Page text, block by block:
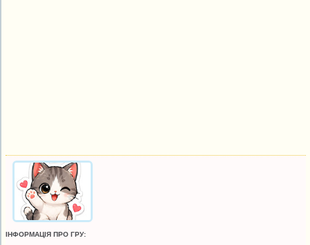
ІНФОРМАЦІЯ ПРО ГРУ: